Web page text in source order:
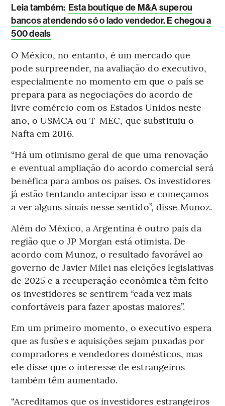
Leia também: Esta boutique de M&A superou
bancos atendendo só o lado vendedor. E chegou a
500 deals
O México, no entanto, é um mercado que
pode surpreender, na avaliação do executivo,
especialmente no momento em que o país se
prepara para as negociações do acordo de
livre comércio com os Estados Unidos neste
ano, o USMCA ou T-MEC, que substituiu o
Nafta em 2016.
“Há um otimismo geral de que uma renovação
e eventual ampliação do acordo comercial será
benéfica para ambos os países. Os investidores
já estão tentando antecipar isso e começamos
a ver alguns sinais nesse sentido”, disse Munoz.
Além do México, a Argentina é outro país da
região que o JP Morgan está otimista. De
acordo com Munoz, o resultado favorável ao
governo de Javier Milei nas eleições legislativas
de 2025 e a recuperação econômica têm feito
os investidores se sentirem “cada vez mais
confortáveis para fazer apostas maiores”.
Em um primeiro momento, o executivo espera
que as fusões e aquisições sejam puxadas por
compradores e vendedores domésticos, mas
ele disse que o interesse de estrangeiros
também têm aumentado.
“Acreditamos que os investidores estrangeiros